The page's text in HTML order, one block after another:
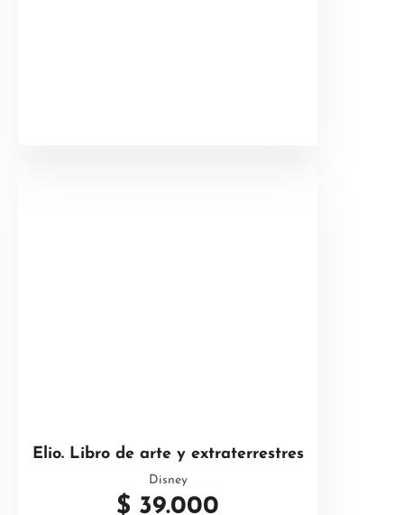
Elio. Libro de arte y extraterrestres
Disney
$ 39.000